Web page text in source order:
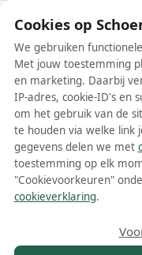
Beige
enkellaarsjes
Meer lezen
1
Cookies op
We gebruiken
Met jouw toestemming
en marketing. Daarbij
IP-adres, cookie-ID's en
om het gebruik van de
te houden via welke link
gegevens delen we met
toestemming op elk
"Cookievoorkeuren"
cookieverklaring.